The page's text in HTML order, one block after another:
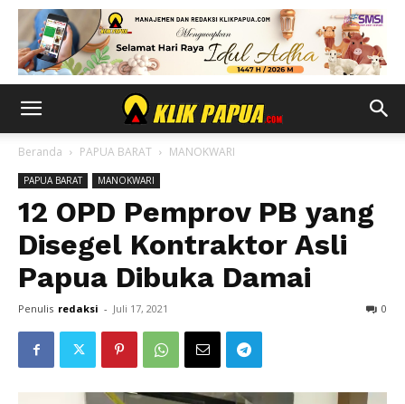
Beranda PAPUA BARAT MANOKWARI
PAPUA BARAT MANOKWARI
12 OPD Pemprov PB yang
Disegel Kontraktor Asli
Papua Dibuka Damai
Penulis redaksi - Juli 17, 2021 0